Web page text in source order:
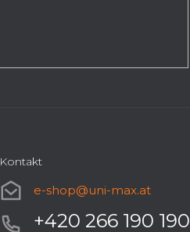
Kontakt
e-shop@uni-max.at
+420 266 190 190